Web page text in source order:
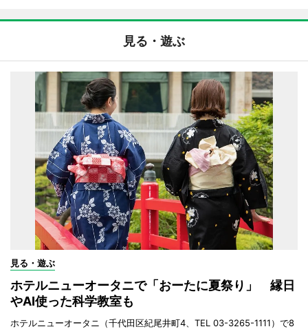
見る・遊ぶ
見る・遊ぶ
ホテルニューオータニで「おーたに夏祭り」 縁日
やAI使った科学教室も
ホテルニューオータニ（千代田区紀尾井町4、TEL 03-3265-1111）で8